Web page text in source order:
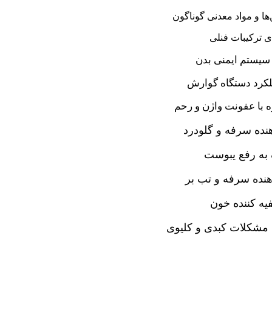
و مواد معدنی گوناگون
ترکیبات فنلی
ایمنی بدن
دستگاه گوارش
با عفونت واژن و رحم
سرفه و گلودرد
رفع یبوست
سرفه و تب بر
کننده خون
مشکلات کبدی و کلیوی